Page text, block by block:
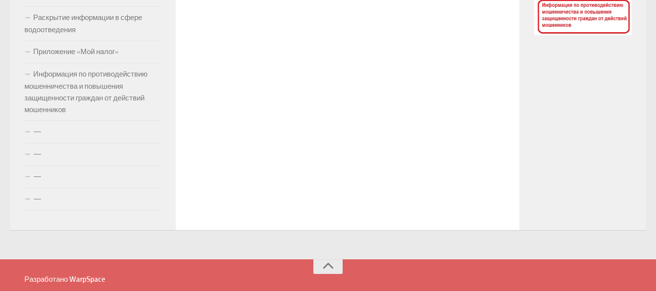
Раскрытие информации в сфере
водоотведения
Приложение «Мой налог»
Информация по противодействию
мошенничества и повышения
защищенности граждан от действий
мошенников
—
—
—
—
РазработаноWarpSpace